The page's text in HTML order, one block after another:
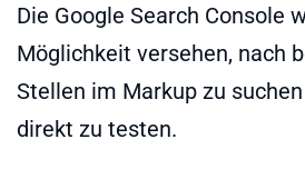
Die Google Search Console
Möglichkeit versehen, nach
Stellen im Markup zu
direkt zu testen.